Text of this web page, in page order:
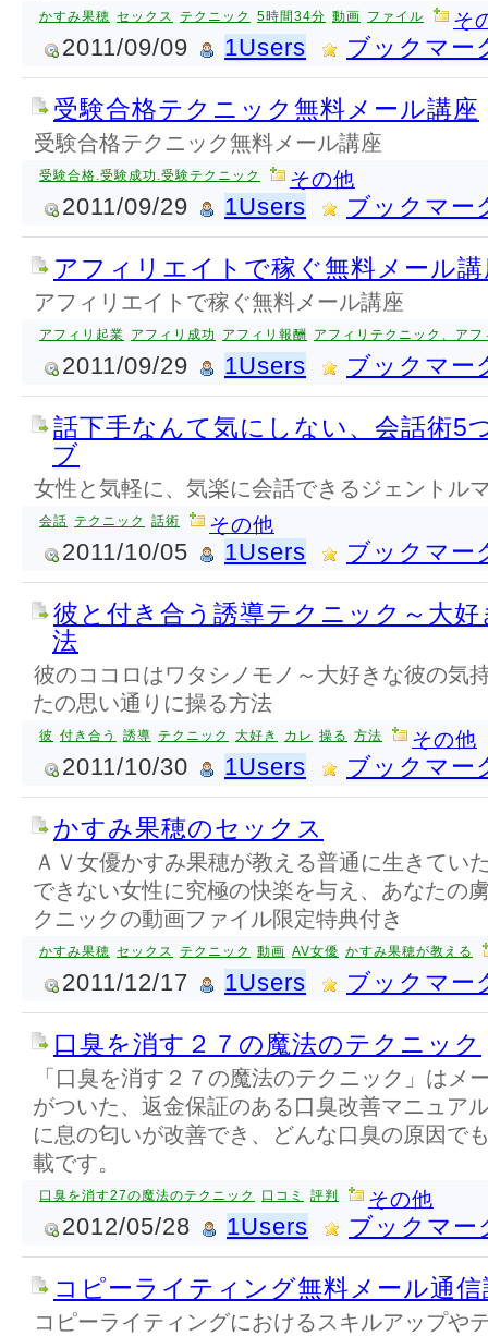
かすみ果穂 セックス テクニック 5時間34分 動画 ファイル そ
2011/09/09 1Users ブックマー
受験合格テクニック無料メール講座
受験合格テクニック無料メール講座
受験合格.受験成功.受験テクニック その他
2011/09/29 1Users ブックマー
アフィリエイトで稼ぐ無料メール
アフィリエイトで稼ぐ無料メール講座
アフィリ起業 アフィリ成功 アフィリ報酬 アフィリテクニック、アフ
2011/09/29 1Users ブックマー
話下手なんて気にしない、会話術5
ブ
女性と気軽に、気楽に会話できるジェントル
会話 テクニック 話術 その他
2011/10/05 1Users ブックマー
彼と付き合う誘導テクニック～大
法
彼のココロはワタシノモノ～大好きな彼の気
たの思い通りに操る方法
彼 付き合う 誘導 テクニック 大好き カレ 操る 方法 その他
2011/10/30 1Users ブックマー
かすみ果穂のセックス
ＡＶ女優かすみ果穂が教える普通に生きてい
できない女性に究極の快楽を与え、あなたの
クニックの動画ファイル限定特典付き
かすみ果穂 セックス テクニック 動画 AV女優 かすみ果穂が教える
2011/12/17 1Users ブックマー
口臭を消す２７の魔法のテクニック
「口臭を消す２７の魔法のテクニック」はメ
がついた、返金保証のある口臭改善マニュア
に息の匂いが改善でき、どんな口臭の原因で
載です。
口臭を消す27の魔法のテクニック 口コミ 評判 その他
2012/05/28 1Users ブックマー
コピーライティング無料メール通信
コピーライティングにおけるスキルアップや